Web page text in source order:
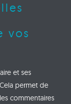
vos
et ses
permet de
commentaires